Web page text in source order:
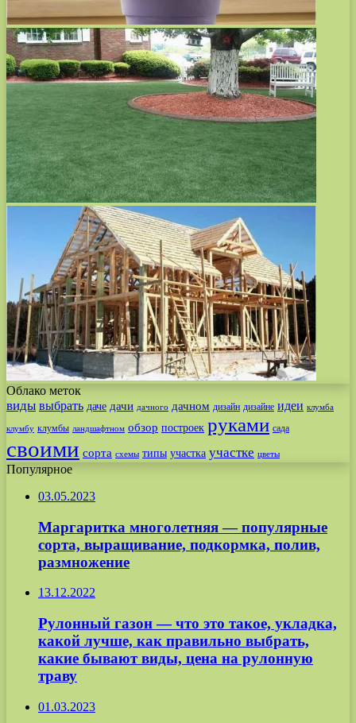
Облако меток
виды выбрать даче дачи дачного дачном дизайн дизайне идеи клумба
клумбу клумбы ландшафтном обзор построек руками сада
своими сорта схемы типы участка участке цветы
Популярное
03.05.2023
Маргаритка многолетняя — популярные
сорта, выращивание, подкормка, полив,
размножение
13.12.2022
Рулонный газон — что это такое, укладка,
какой лучше, как правильно выбрать,
какие бывают виды, цена на рулонную
траву
01.03.2023